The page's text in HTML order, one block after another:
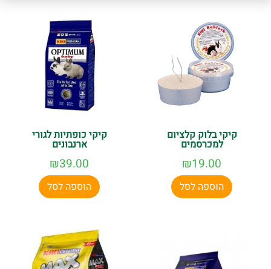
קיקי בלוק קלציום
למכרסמים
₪19.00
הוספה לסל
קיקי כופתיות לגורי
ארנבונים
₪39.00
הוספה לסל